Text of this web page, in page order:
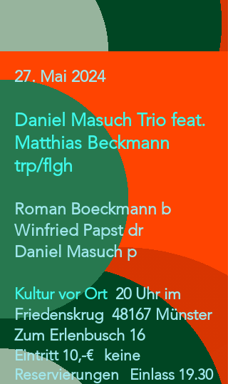
27. Mai 2024
Daniel Masuch Trio feat.
Matthias Beckmann
trp/flgh
Roman Boeckmann b
Winfried Papst dr
Daniel Masuch p
Kultur vor Ort20 Uhr im
Friedenskrug 48167 Münster
Zum Erlenbusch 16
Eintritt 10,-€ keine
Reservierungen Einlass 19.30